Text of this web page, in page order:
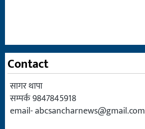
Contact
सागर थापा
सम्पर्क 9847845918
email-abcsancharnews@gmail.com